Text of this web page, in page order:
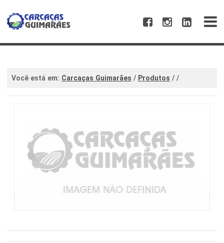
Você está em: Carcaças Guimarães / Produtos //